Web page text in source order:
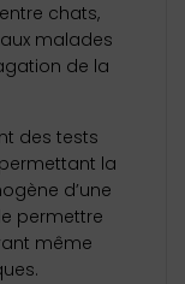
chats,
malades
de la
des tests
la
d’une
permettre
même